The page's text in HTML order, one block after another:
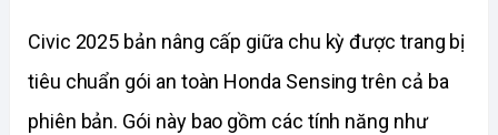
Civic 2025 bản nâng cấp giữa chu kỳ được trang bị
tiêu chuẩn gói an toàn Honda Sensing trên cả ba
phiên bản. Gói này bao gồm các tính năng như